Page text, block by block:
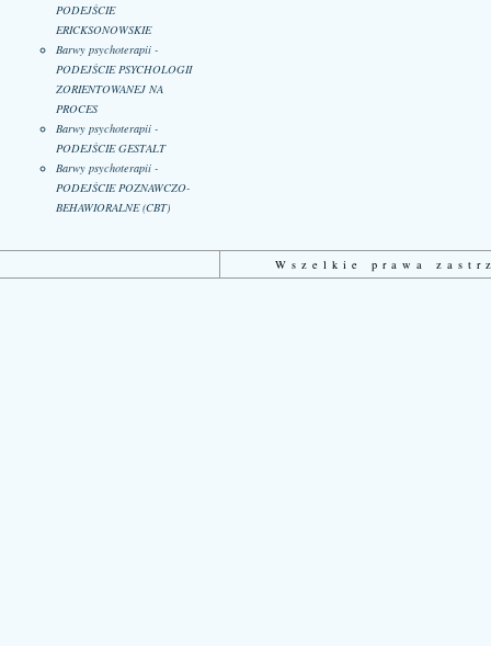
PODEJŚCIE
ERICKSONOWSKIE
Barwy psychoterapii -
PODEJŚCIE PSYCHOLOGII
ZORIENTOWANEJ NA
PROCES
Barwy psychoterapii -
PODEJŚCIE GESTALT
Barwy psychoterapii -
PODEJŚCIE POZNAWCZO-
BEHAWIORALNE (CBT)
Wszelkie prawa